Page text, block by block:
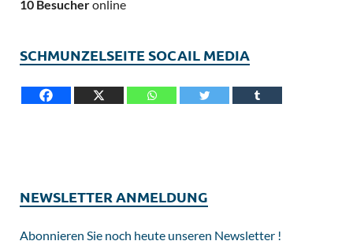
10 Besucheronline
SCHMUNZELSEITE SOCAIL MEDIA
NEWSLETTER ANMELDUNG
Abonnieren Sie noch heute unseren Newsletter !